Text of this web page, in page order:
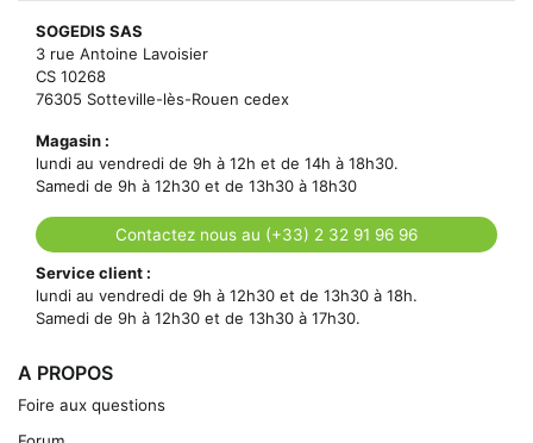
SOGEDIS SAS
3 rue Antoine Lavoisier
CS 10268
76305 Sotteville-lès-Rouen cedex
Magasin :
lundi au vendredi de 9h à 12h et de 14h à 18h30.
Samedi de 9h à 12h30 et de 13h30 à 18h30
Contactez nous au (+33) 2 32 91 96 96
Service client :
lundi au vendredi de 9h à 12h30 et de 13h30 à 18h.
Samedi de 9h à 12h30 et de 13h30 à 17h30.
A PROPOS
Foire aux questions